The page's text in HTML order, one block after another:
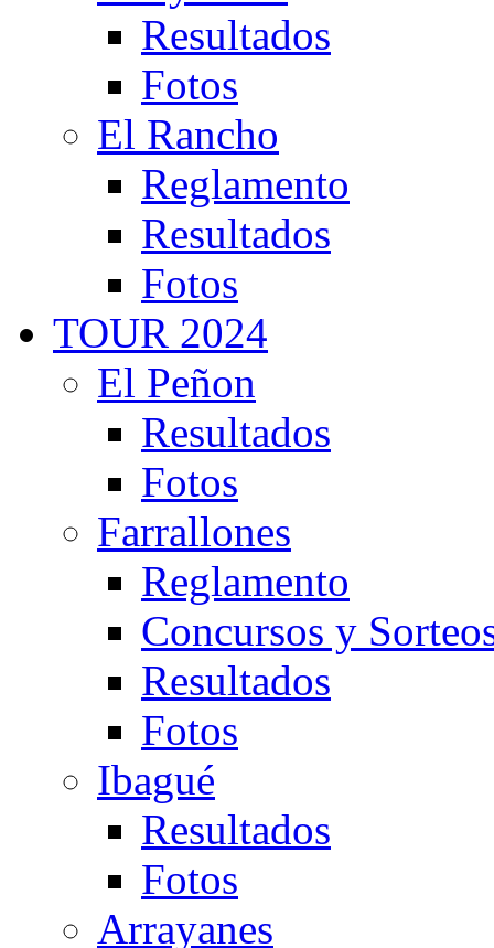
Resultados
Fotos
El Rancho
Reglamento
Resultados
Fotos
TOUR 2024
El Peñon
Resultados
Fotos
Farrallones
Reglamento
Concursos y
Resultados
Fotos
Ibagué
Resultados
Fotos
Arrayanes